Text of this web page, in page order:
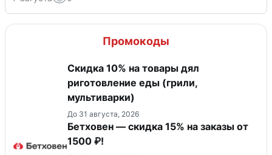
Промокоды
Скидка 10% на товары дял
риготовление еды (грили,
мультиварки)
До 31 августа, 2026
Бетховен — скидка 15% на заказы от
1500 ₽!